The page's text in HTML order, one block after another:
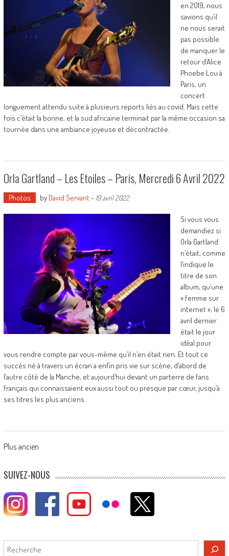
en 2019, nous
savions qu’il
ne nous serait
pas possible
de manquer le
retour d’Alice
Phoebe Lou à
Paris, un
concert
longuement attendu suite à plusieurs reports liés au covid. Mais cette
fois c’était la bonne, et la sud africaine terminait par la même occasion sa
tournée dans une ambiance joyeuse et décontractée.
Orla Gartland – Les Etoiles – Paris, Mercredi 6 Avril 2022
Photos by David Servant- 19 avril 2022
Si vous vous
demandiez si
Orla Gartland
n’était, comme
l’indique le
titre de son
album, qu’une
« femme sur
internet », le 6
avril dernier
était le jour
idéal pour
vous rendre compte par vous-même qu’il n’en était rien. Et tout ce
succès né à travers un écran a enfin pris vie sur scène, d’abord de
l’autre côté de la Manche, et aujourd’hui devant un parterre de fans
français qui connaissaient eux aussi tout ou presque par cœur, jusqu’à
ses titres les plus anciens.
Posts
navigation
Plus ancien
SUIVEZ-NOUS
Rechercher